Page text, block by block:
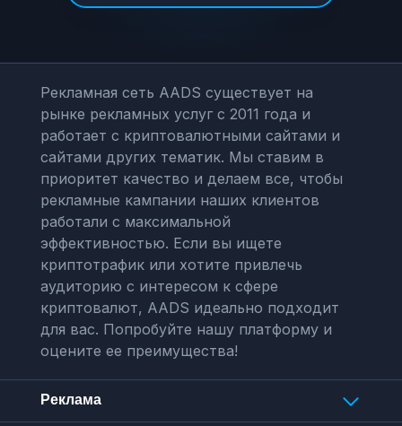
Рекламная сеть AADS существует на
рынке рекламных услуг с 2011 года и
работает с криптовалютными сайтами и
сайтами других тематик. Мы ставим в
приоритет качество и делаем все, чтобы
рекламные кампании наших клиентов
работали с максимальной
эффективностью. Если вы ищете
криптотрафик или хотите привлечь
аудиторию с интересом к сфере
криптовалют, AADS идеально подходит
для вас. Попробуйте нашу платформу и
оцените ее преимущества!
Реклама